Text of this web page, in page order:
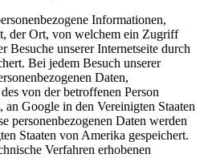
Informationen,
der Ort, von welchem ein Zugriff
Besuche unserer Internetseite durch
Bei jedem Besuch unserer
Daten,
von der betroffenen Person
an Google in den Vereinigten Staaten
personenbezogenen Daten werden
Staaten von Amerika gespeichert.
Verfahren erhobenen